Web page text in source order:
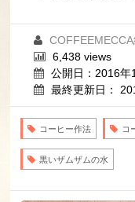
6,438 views
公開日：2016年
最終更新日：
コーヒー作法 コ
黒いザムザムの水